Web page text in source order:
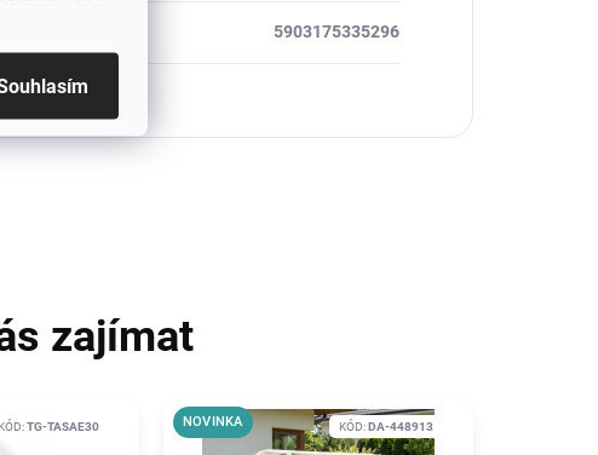
5903175335296
zajímat
KÓD:TG-TASAE30 NOVINKA KÓD:DA-448913